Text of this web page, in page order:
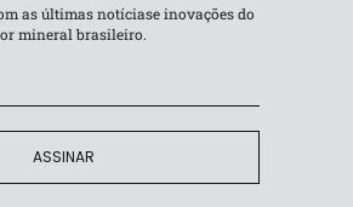
que os dados relevantes
processar essas
o processo de análise.
IA generativa pode agilizar a
as últimas notíciase inovações do
mineral brasileiro.
ASSINAR